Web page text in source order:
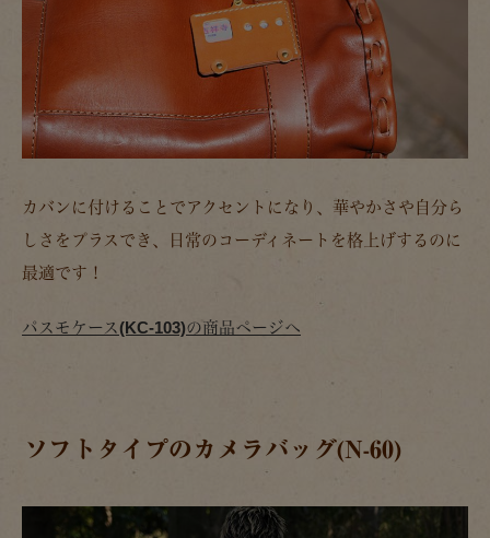
カバンに付けることでアクセントになり、華やかさや自分ら
しさをプラスでき、日常のコーディネートを格上げするのに
最適です！
パスモケース(KC-103)の商品ページへ
ソフトタイプのカメラバッグ(N-60)